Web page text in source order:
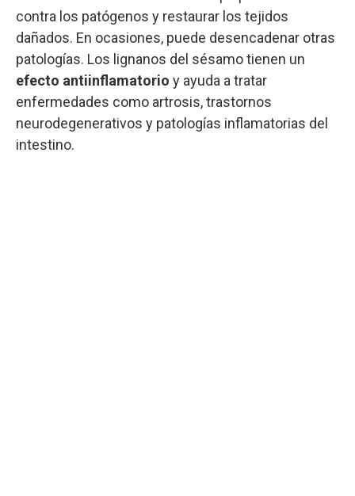
contra los patógenos y restaurar los tejidos
dañados. En ocasiones, puede desencadenar otras
patologías. Los lignanos del sésamo tienen un
efecto antiinflamatorio y ayuda a tratar
enfermedades como artrosis, trastornos
neurodegenerativos y patologías inflamatorias del
intestino.